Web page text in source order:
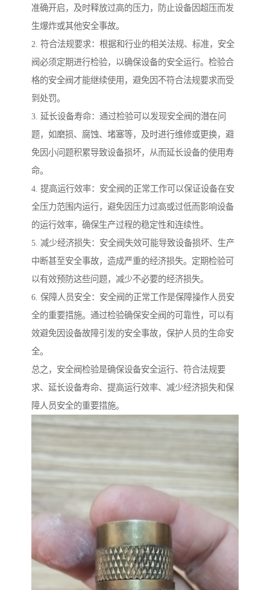
准确开启，及时释放过高的压力，防止设备因超压而发
生爆炸或其他安全事故。
2. 符合法规要求：根据和行业的相关法规、标准，安全
阀必须定期进行检验，以确保设备的安全运行。检验合
格的安全阀才能继续使用，避免因不符合法规要求而受
到处罚。
3. 延长设备寿命：通过检验可以发现安全阀的潜在问
题，如磨损、腐蚀、堵塞等，及时进行维修或更换，避
免因小问题积累导致设备损坏，从而延长设备的使用寿
命。
4. 提高运行效率：安全阀的正常工作可以保证设备在安
全压力范围内运行，避免因压力过高或过低而影响设备
的运行效率，确保生产过程的稳定性和连续性。
5. 减少经济损失：安全阀失效可能导致设备损坏、生产
中断甚至安全事故，造成严重的经济损失。定期检验可
以有效预防这些问题，减少不必要的经济损失。
6. 保障人员安全：安全阀的正常工作是保障操作人员安
全的重要措施。通过检验确保安全阀的可靠性，可以有
效避免因设备故障引发的安全事故，保护人员的生命安
全。
总之，安全阀检验是确保设备安全运行、符合法规要
求、延长设备寿命、提高运行效率、减少经济损失和保
障人员安全的重要措施。